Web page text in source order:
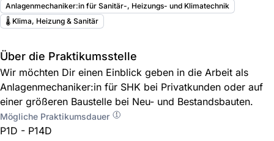
Anlagenmechaniker:in für Sanitär-, Heizungs- und Klimatechnik
🌡️ Klima, Heizung & Sanitär
Über die Praktikumsstelle
Wir möchten Dir einen Einblick geben in die Arbeit als
Anlagenmechaniker:in für SHK bei Privatkunden oder auf
einer größeren Baustelle bei Neu- und Bestandsbauten.
Mögliche Praktikumsdauer
P1D - P14D